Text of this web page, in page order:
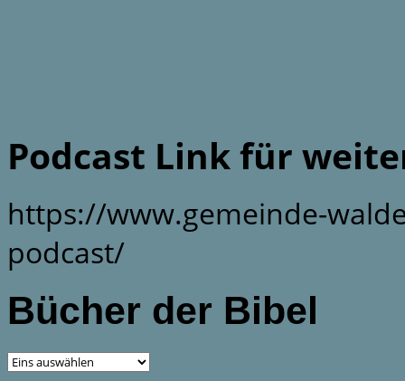
Podcast Link für
https://www.gemeinde-
podcast/
Bücher der Bibel